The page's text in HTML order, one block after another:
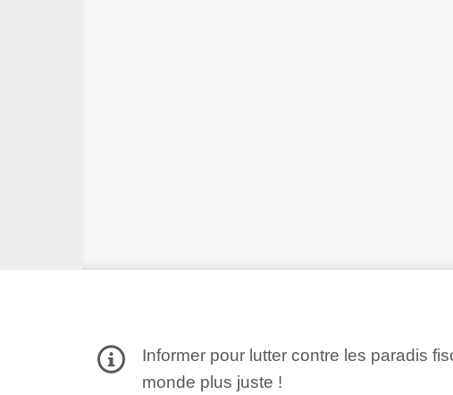
Informer pour lutter contre les paradis
monde plus juste !